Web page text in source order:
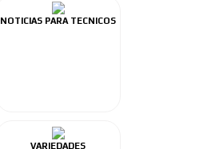
NOTICIAS PARA TECNICOS
VARIEDADES